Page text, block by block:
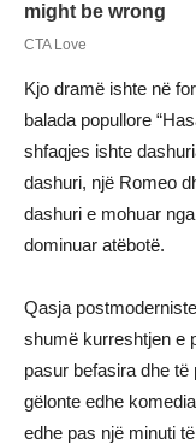
Kjo dramë ishte në
balada popullore
shfaqjes ishte
dashuri, një Romeo
dashuri e mohuar
dominuar atëbotë.
Qasja
shumë kurreshtjen e
pasur befasira dhe
gëlonte edhe
edhe pas një minuti